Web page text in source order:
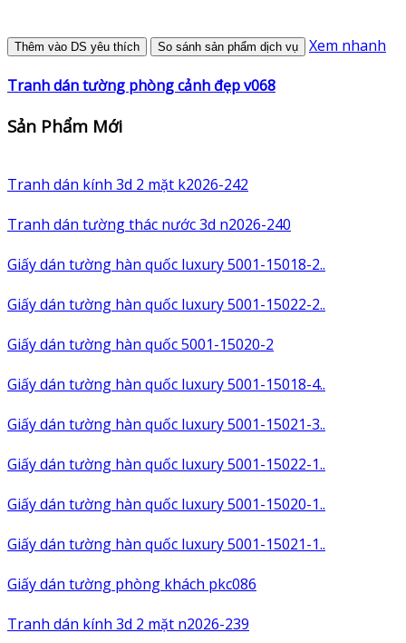
Thêm vào DS yêu thích So sánh sản phẩm dịch vụ Xem nhanh
Tranh dán tường phòng cảnh đẹp v068
Sản Phẩm Mới
Tranh dán kính 3d 2 mặt k2026-242
Tranh dán tường thác nước 3d n2026-240
Giấy dán tường hàn quốc luxury 5001-15018-2..
Giấy dán tường hàn quốc luxury 5001-15022-2..
Giấy dán tường hàn quốc 5001-15020-2
Giấy dán tường hàn quốc luxury 5001-15018-4..
Giấy dán tường hàn quốc luxury 5001-15021-3..
Giấy dán tường hàn quốc luxury 5001-15022-1..
Giấy dán tường hàn quốc luxury 5001-15020-1..
Giấy dán tường hàn quốc luxury 5001-15021-1..
Giấy dán tường phòng khách pkc086
Tranh dán kính 3d 2 mặt n2026-239